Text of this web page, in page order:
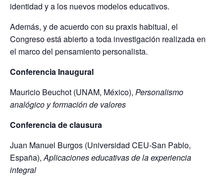
identidad y a los nuevos modelos educativos.
Además, y de acuerdo con su praxis habitual, el
Congreso está abierto a toda investigación realizada en
el marco del pensamiento personalista.
Conferencia Inaugural
Mauricio Beuchot (UNAM, México), Personalismo
analógico y formación de valores
Conferencia de clausura
Juan Manuel Burgos (Universidad CEU-San Pablo,
España),Aplicaciones educativas de la experiencia
integral